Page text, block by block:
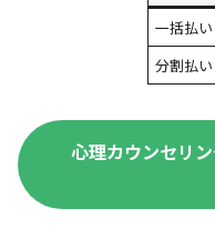
一括払い
分割払い
心理カウンセリ